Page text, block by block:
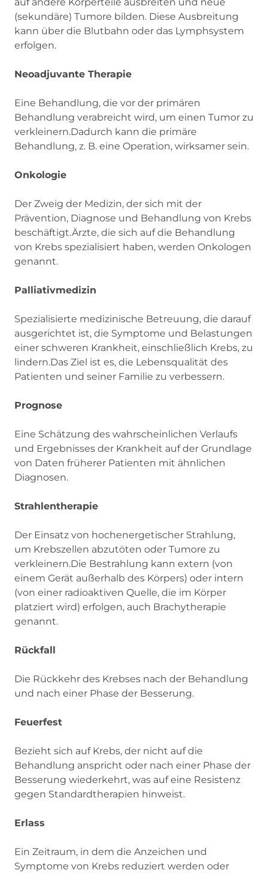
(sekundäre) Tumore bilden. Diese Ausbreitung
kann über die Blutbahn oder das Lymphsystem
erfolgen.
Neoadjuvante Therapie
Eine Behandlung, die vor der primären
Behandlung verabreicht wird, um einen Tumor zu
verkleinern.Dadurch kann die primäre
Behandlung, z. B. eine Operation, wirksamer sein.
Onkologie
Der Zweig der Medizin, der sich mit der
Prävention, Diagnose und Behandlung von Krebs
beschäftigt.Ärzte, die sich auf die Behandlung
von Krebs spezialisiert haben, werden Onkologen
genannt.
Palliativmedizin
Spezialisierte medizinische Betreuung, die darauf
ausgerichtet ist, die Symptome und Belastungen
einer schweren Krankheit, einschließlich Krebs, zu
lindern.Das Ziel ist es, die Lebensqualität des
Patienten und seiner Familie zu verbessern.
Prognose
Eine Schätzung des wahrscheinlichen Verlaufs
und Ergebnisses der Krankheit auf der Grundlage
von Daten früherer Patienten mit ähnlichen
Diagnosen.
Strahlentherapie
Der Einsatz von hochenergetischer Strahlung,
um Krebszellen abzutöten oder Tumore zu
verkleinern.Die Bestrahlung kann extern (von
einem Gerät außerhalb des Körpers) oder intern
(von einer radioaktiven Quelle, die im Körper
platziert wird) erfolgen, auch Brachytherapie
genannt.
Rückfall
Die Rückkehr des Krebses nach der Behandlung
und nach einer Phase der Besserung.
Feuerfest
Bezieht sich auf Krebs, der nicht auf die
Behandlung anspricht oder nach einer Phase der
Besserung wiederkehrt, was auf eine Resistenz
gegen Standardtherapien hinweist.
Erlass
Ein Zeitraum, in dem die Anzeichen und
Symptome von Krebs reduziert werden oder